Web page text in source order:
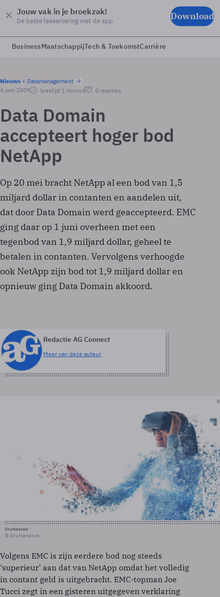
Jouw vak in je broekzak!
De beste leeservaring met de app Download
BusinessMaatschappijTech & ToekomstCarrière
Nieuws
Datamanagement
4 juni 2009
leestijd 1 minuut 0 reacties
Data Domain
accepteert hoger bod
NetApp
Op 20 mei bracht NetApp al een bod van 1,5
miljard dollar in contanten en aandelen uit,
dat door Data Domain werd geaccepteerd. EMC
ging daar op 1 juni overheen met een
tegenbod van 1,9 miljard dollar, geheel te
betalen in contanten. Vervolgens verhoogde
ook NetApp zijn bod tot 1,9 miljard dollar en
opnieuw ging Data Domain akkoord.
Redactie AG Connect
Meer van deze auteur
Shutterstock
© Shutterstock
Volgens EMC is zijn eerdere bod nog steeds
‘superieur’ aan dat van NetApp omdat het volledig
in contant geld is uitgebracht. EMC-topman Joe
Tucci zegt in een gisteren uitgegeven verklaring